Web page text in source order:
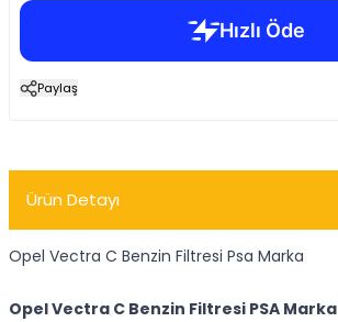
Paylaş
Ürün Detayı
Opel Vectra C Benzin Filtresi Psa Marka
Opel Vectra C Benzin Filtresi PSA Marka